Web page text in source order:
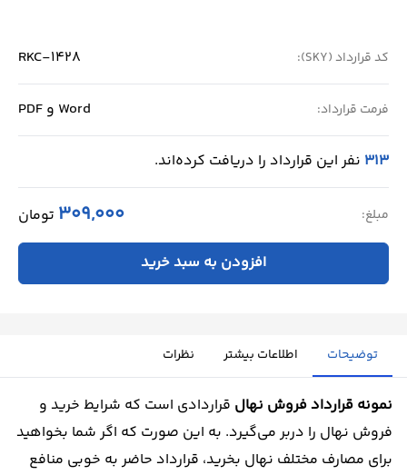
کد قرارداد (SKY): RKC-1428
فرمت قرارداد: Word و PDF
313 نفر این قرارداد را دریافت کرده‌اند.
مبلغ: 309,000 تومان
افزودن به سبد خرید
توضیحات اطلاعات بیشتر نظرات
نمونه قرارداد فروش نهال قراردادی است که شرایط خرید و
فروش نهال را دربر می‌گیرد. به این صورت که اگر شما بخواهید
برای مصارف مختلف نهال بخرید، قرارداد حاضر به خوبی منافع